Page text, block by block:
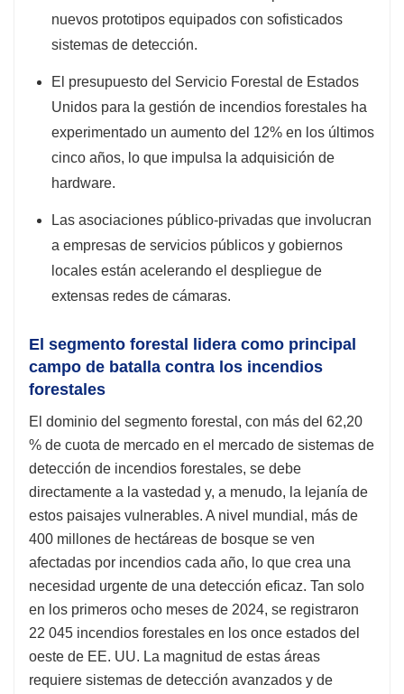
nuevos prototipos equipados con sofisticados
sistemas de detección.
El presupuesto del Servicio Forestal de Estados
Unidos para la gestión de incendios forestales ha
experimentado un aumento del 12% en los últimos
cinco años, lo que impulsa la adquisición de
hardware.
Las asociaciones público-privadas que involucran
a empresas de servicios públicos y gobiernos
locales están acelerando el despliegue de
extensas redes de cámaras.
El segmento forestal lidera como principal
campo de batalla contra los incendios
forestales
El dominio del segmento forestal, con más del 62,20
% de cuota de mercado en el mercado de sistemas de
detección de incendios forestales, se debe
directamente a la vastedad y, a menudo, la lejanía de
estos paisajes vulnerables. A nivel mundial, más de
400 millones de hectáreas de bosque se ven
afectadas por incendios cada año, lo que crea una
necesidad urgente de una detección eficaz. Tan solo
en los primeros ocho meses de 2024, se registraron
22 045 incendios forestales en los once estados del
oeste de EE. UU. La magnitud de estas áreas
requiere sistemas de detección avanzados y de